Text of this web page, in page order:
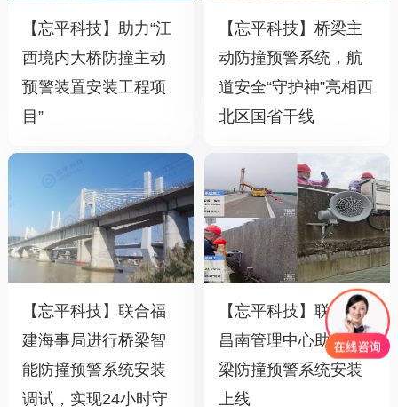
【忘平科技】助力“江
西境内大桥防撞主动
预警装置安装工程项
目”
【忘平科技】桥梁主
动防撞预警系统，航
道安全“守护神”亮相西
北区国省干线
【忘平科技】联合福
建海事局进行桥梁智
能防撞预警系统安装
调试，实现24小时守
【忘平科技】联合南
昌南管理中心助力桥
梁防撞预警系统安装
上线